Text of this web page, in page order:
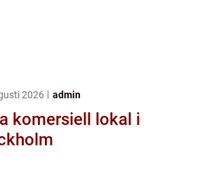
2026 admin
komersiell lokal i